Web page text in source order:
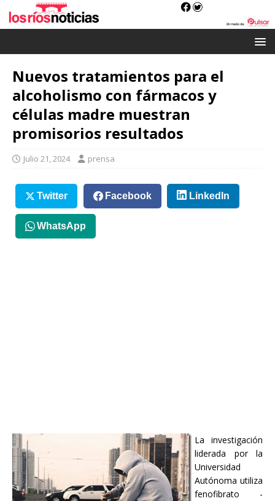
Nuevos tratamientos para el
alcoholismo con fármacos y
células madre muestran
promisorios resultados
Julio 21, 2024 prensa
Twitter Facebook LinkedIn
WhatsApp
La investigación
liderada por la
Universidad
Autónoma utiliza
fenofibrato -